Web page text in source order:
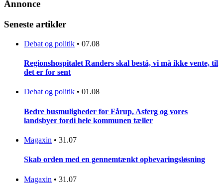
Annonce
Seneste artikler
Debat og politik • 07.08
Regionshospitalet Randers skal bestå, vi må ikke vente, til
det er for sent
Debat og politik • 01.08
Bedre busmuligheder for Fårup, Asferg og vores
landsbyer fordi hele kommunen tæller
Magaxin • 31.07
Skab orden med en gennemtænkt opbevaringsløsning
Magaxin • 31.07